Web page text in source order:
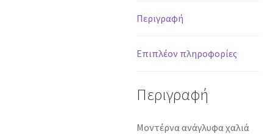
Περιγραφή
Επιπλέον πληροφορίες
Περιγραφή
Μοντέρνα ανάγλυφα χαλιά